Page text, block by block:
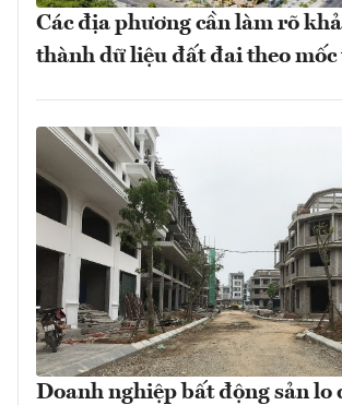
Các địa phương cần làm rõ
thành dữ liệu đất đai theo mốc
Doanh nghiệp bất động sản lo